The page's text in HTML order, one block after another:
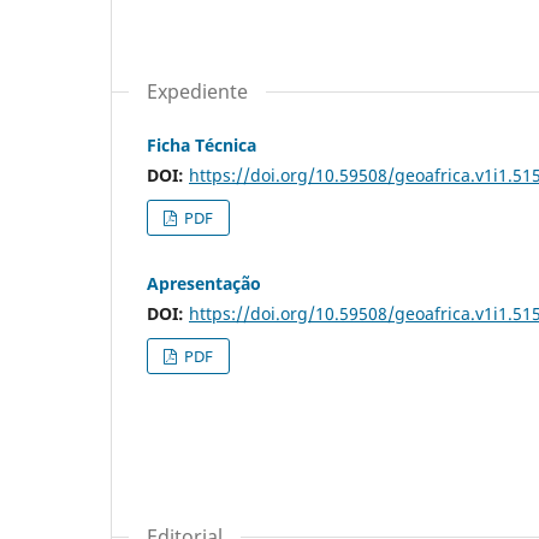
Expediente
Ficha Técnica
DOI: https://doi.org/10.59508/
PDF
Apresentação
DOI: https://doi.org/10.59508/
PDF